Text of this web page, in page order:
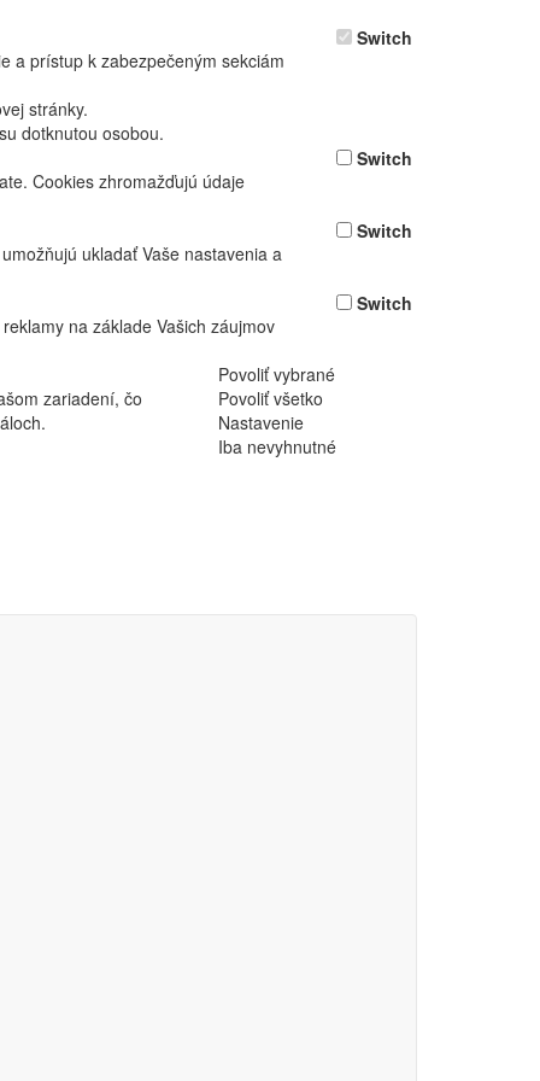
a prístup k zabezpečeným sekciám
stránky.
dotknutou osobou.
Switch
Cookies zhromažďujú údaje
Switch
ukladať Vaše nastavenia a
Switch
na základe Vašich záujmov
Switch
Povoliť vybrané
zariadení, čo
Povoliť všetko
Nastavenie
Iba nevyhnutné